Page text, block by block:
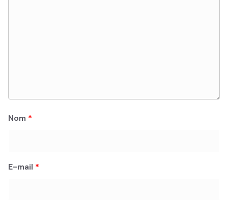
Nom *
E-mail *